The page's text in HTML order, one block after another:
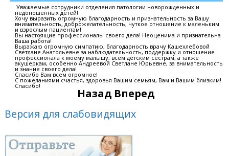
Уважаемые сотрудники отделения патологии новорожденных и
недоношенных детей!
Хочу выразить огромную благодарность и признательность за Вашу
внимательность, доброжелательность, чуткое отношение к маленьким
и взрослым пациентам!
Вы настоящие профессионалы своего дела! Неоценима и признательна
Ваша работа!
Выражаю огромную симпатию, благодарность врачу Кашехлебовой
Светлане Анатольевне за наблюдательность, поддержку и отношение
профессионала к моему малышу, всем детским сестрам, а также
акушеркам, особенно Андреевой Светлане Юрьевне, за внимательность
и знание своего дела!
Спасибо Вам всем огромное!
С пожеланиями счастья, здоровья Вашим семьям, Вам и Вашим близким!
Спасибо!
Назад Вперед
Версия для слабовидящих